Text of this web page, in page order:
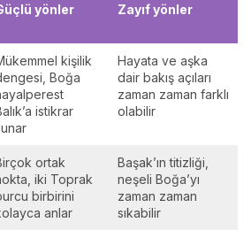
yönler Zayıf yönler
kişilik
Boğa
istikrar
Hayata ve aşka
dair bakış açıları
zaman zaman farklı
olabilir
ortak
iki Toprak
birbirini
anlar
Başak’ın titizliği,
neşeli Boğa’yı
zaman zaman
sıkabilir